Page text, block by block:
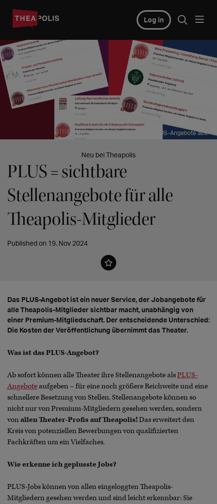
Log in
© So sehen PLUS-Angebote aus.
Neu bei Theapolis
PLUS = sichtbare
Stellenangebote für alle
Theapolis-Mitglieder
Published on 19. Nov 2024
Das PLUS-Angebot ist ein neuer Service, der Jobangebote für
alle Theapolis-Mitglieder sichtbar macht, unabhängig von
einer Premium-Mitgliedschaft. Der entscheidende Unterschied:
Die Kosten der Veröffentlichung übernimmt das Theater.
Was ist das PLUS-Angebot?
Ab sofort können alle Theater ihre Stellenangebote alsPLUS-
Angeboteaufgeben – für eine noch größere Reichweite und eine
schnellere Besetzung von Stellen. Stellenangebote können so
nicht nur von Premium-Mitgliedern gesehen werden, sondern
vonallen Theater-Profis auf Theapolis!Das erweitert den
Kreis von potenziellen Bewerbungen von qualifizierten
Fachkräften um ein Vielfaches.
Wie erkenne ich geplusste Jobs?
PLUS-Jobs können von allen eingeloggten Theapolis-
Mitgliedern gesehen werden und sind leicht erkennbar: Sie